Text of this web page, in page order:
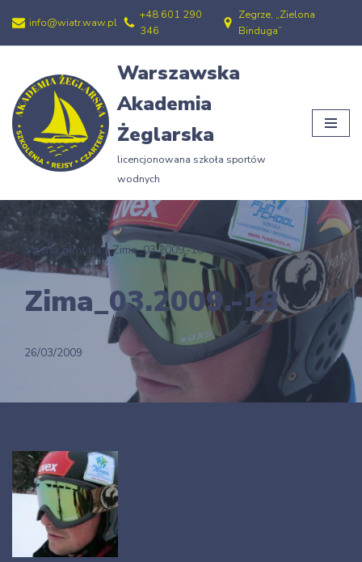
Przejdź
treści
info@wiatr.waw.pl
+48 601 290
346
Zegrze, „Zielona
Binduga”
Warszawska
Akademia
Żeglarska
licencjonowana szkoła sportów
wodnych
Strona główna»Zima_03.2009.-18
Zima_03.2009.-18
26/03/2009